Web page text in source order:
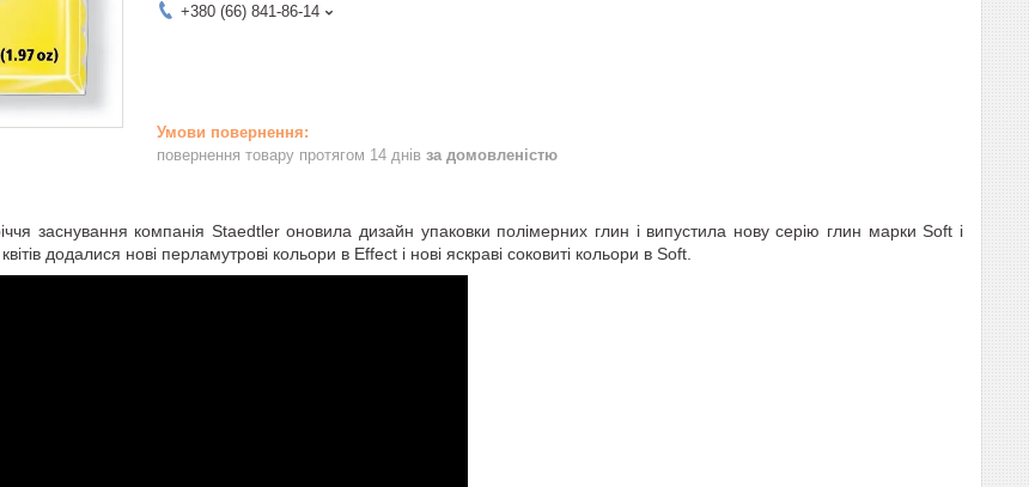
+380 (66) 841-86-14
повернення товару протягом 14 днів за домовленістю
заснування компанія Staedtler оновила дизайн упаковки полімерних глин і випустила нову серію глин марки Soft і
додалися нові перламутрові кольори в Effect і нові яскраві соковиті кольори в Soft.